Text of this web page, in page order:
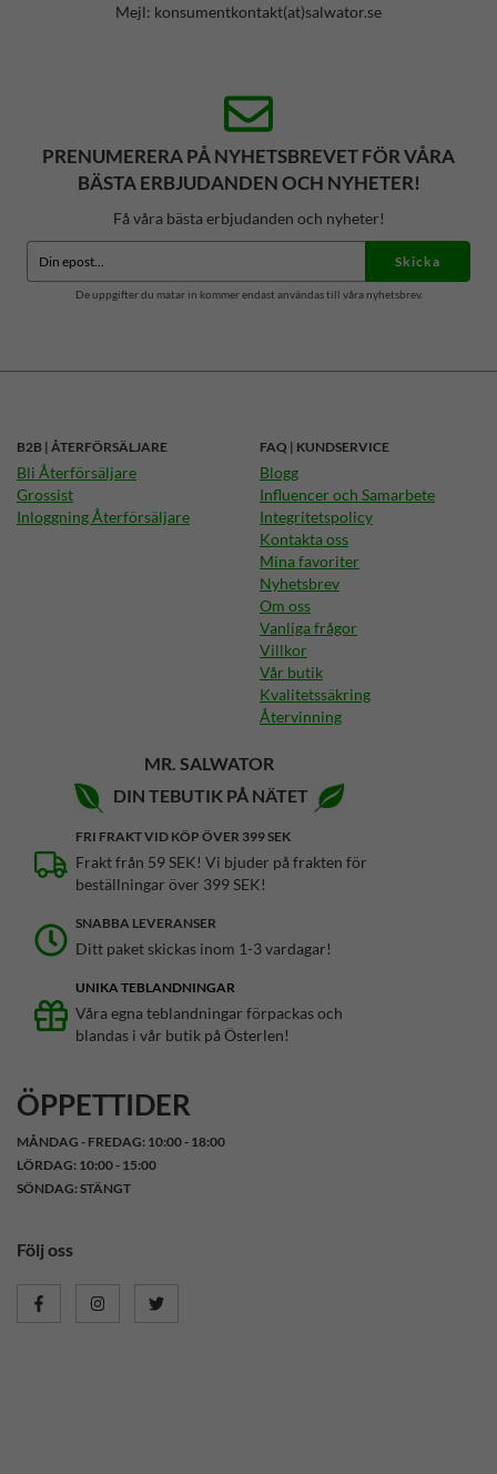
Mejl: konsumentkontakt(at)salwator.se
PRENUMERERA PÅ NYHETSBREVET FÖR VÅRA
BÄSTA ERBJUDANDEN OCH NYHETER!
Få våra bästa erbjudanden och nyheter!
Skicka
De uppgifter du matar in kommer endast användas till våra nyhetsbrev.
B2B | ÅTERFÖRSÄLJARE
Bli Återförsäljare
Grossist
Inloggning Återförsäljare
FAQ | KUNDSERVICE
Blogg
Influencer och Samarbete
Integritetspolicy
Kontakta oss
Mina favoriter
Nyhetsbrev
Om oss
Vanliga frågor
Villkor
Vår butik
Kvalitetssäkring
Återvinning
MR. SALWATOR
DIN TEBUTIK PÅ NÄTET
FRI FRAKT VID KÖP ÖVER 399 SEK
Frakt från 59 SEK! Vi bjuder på frakten för
beställningar över 399 SEK!
SNABBA LEVERANSER
Ditt paket skickas inom 1-3 vardagar!
UNIKA TEBLANDNINGAR
Våra egna teblandningar förpackas och
blandas i vår butik på Österlen!
ÖPPETTIDER
MÅNDAG - FREDAG: 10:00 - 18:00
LÖRDAG: 10:00 - 15:00
SÖNDAG: STÄNGT
Följ oss